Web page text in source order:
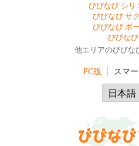
びびなび シリ
びびなび サ
びびなび ポ
びびなび
他エリアのびびな
PC版 スマ